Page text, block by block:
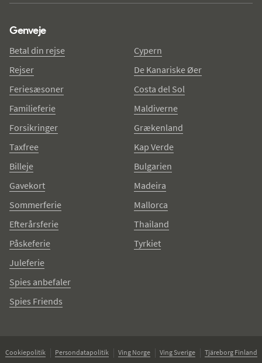
Genveje
Betal din rejse
Rejser
Feriesæsoner
Familieferie
Forsikringer
Taxfree
Billeje
Gavekort
Sommerferie
Efterårsferie
Påskeferie
Juleferie
Spies anbefaler
Spies Friends
Cypern
De Kanariske Øer
Costa del Sol
Maldiverne
Grækenland
Kap Verde
Bulgarien
Madeira
Mallorca
Thailand
Tyrkiet
Cookiepolitik Persondatapolitik Ving Norge Ving Sverige
Tjäreborg Finland